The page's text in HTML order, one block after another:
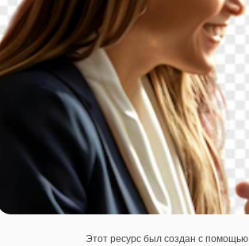
Этот ресурс был создан с помощью